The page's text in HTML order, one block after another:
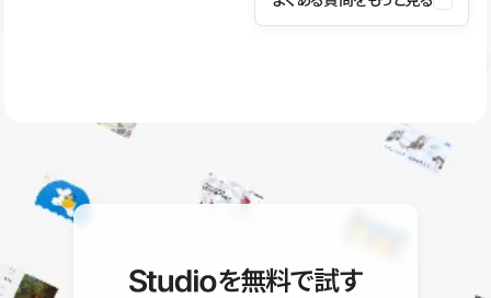
操作方法や機能については、ヘルプセンターでご確認いただけま
ユーザー同士で質問・相談できるコミュニティもご利用ください。
を無料で試す